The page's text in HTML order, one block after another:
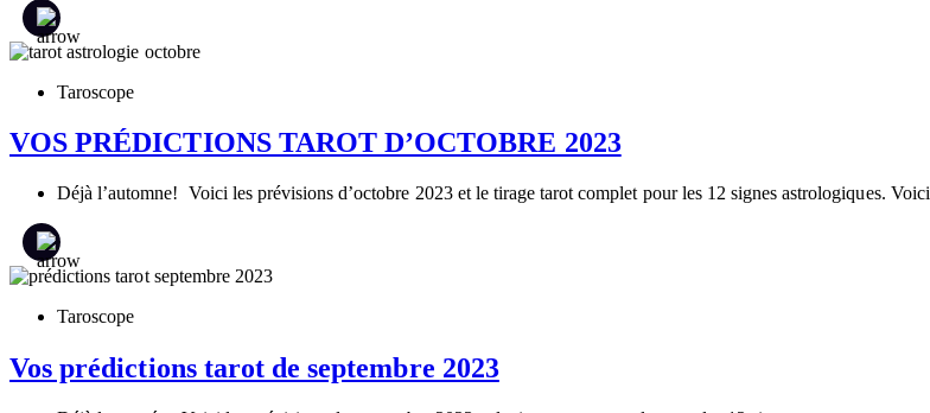
Taroscope
VOS PRÉDICTIONS TAROT D’OCTOBRE 2023
Déjà l’automne! Voici les prévisions d’octobre 2023 et le tirage tarot complet pour les 12 signes astrologiques. Voici
Taroscope
Vos prédictions tarot de septembre 2023